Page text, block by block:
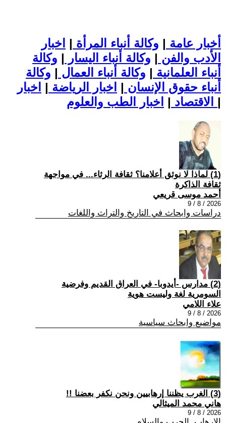
أخبار عامة | وكالة أنباء المرأة | اخبار
الأدب والفن | وكالة أنباء اليسار | وكالة
أنباء العلمانية | وكالة أنباء العمال | وكالة
أنباء حقوق الإنسان | اخبار الرياضة | اخبار
الاقتصاد | |
(1) لماذا لا نوثق أعلامنا؟ ثقافة الرثاء... في مواجهة
ثقافة الذاكرة
أحمد موسى قريعي
2026 / 8 / 9
دراسات وابحاث في التاريخ والتراث واللغات
(2) مدارس -أيدوبا- في العراق القديم وفرضية
السومرية لغة وليست هوية
علاء اللامي
2026 / 8 / 9
مواضيع وابحاث سياسية
(3) الغرب يظننا إرهابيين ونحن نكفر بعضنا !!
هاني محمد الميثالي
2026 / 8 / 9